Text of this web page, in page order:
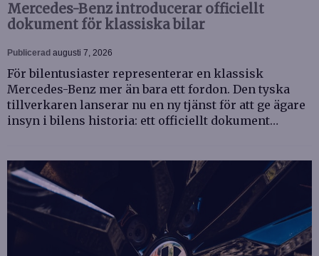
Mercedes-Benz introducerar officiellt
dokument för klassiska bilar
Publicerad augusti 7, 2026
För bilentusiaster representerar en klassisk
Mercedes-Benz mer än bara ett fordon. Den tyska
tillverkaren lanserar nu en ny tjänst för att ge ägare
insyn i bilens historia: ett officiellt dokument…